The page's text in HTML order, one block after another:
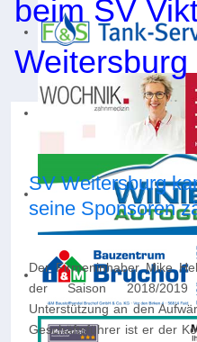
beim SV
Weitersburg
SV Weitersburg
seine Sponsoren
Der Firmeninhaber Mike
der Saison 2018/
Unterstützung an den
Geschäftsführer ist er der